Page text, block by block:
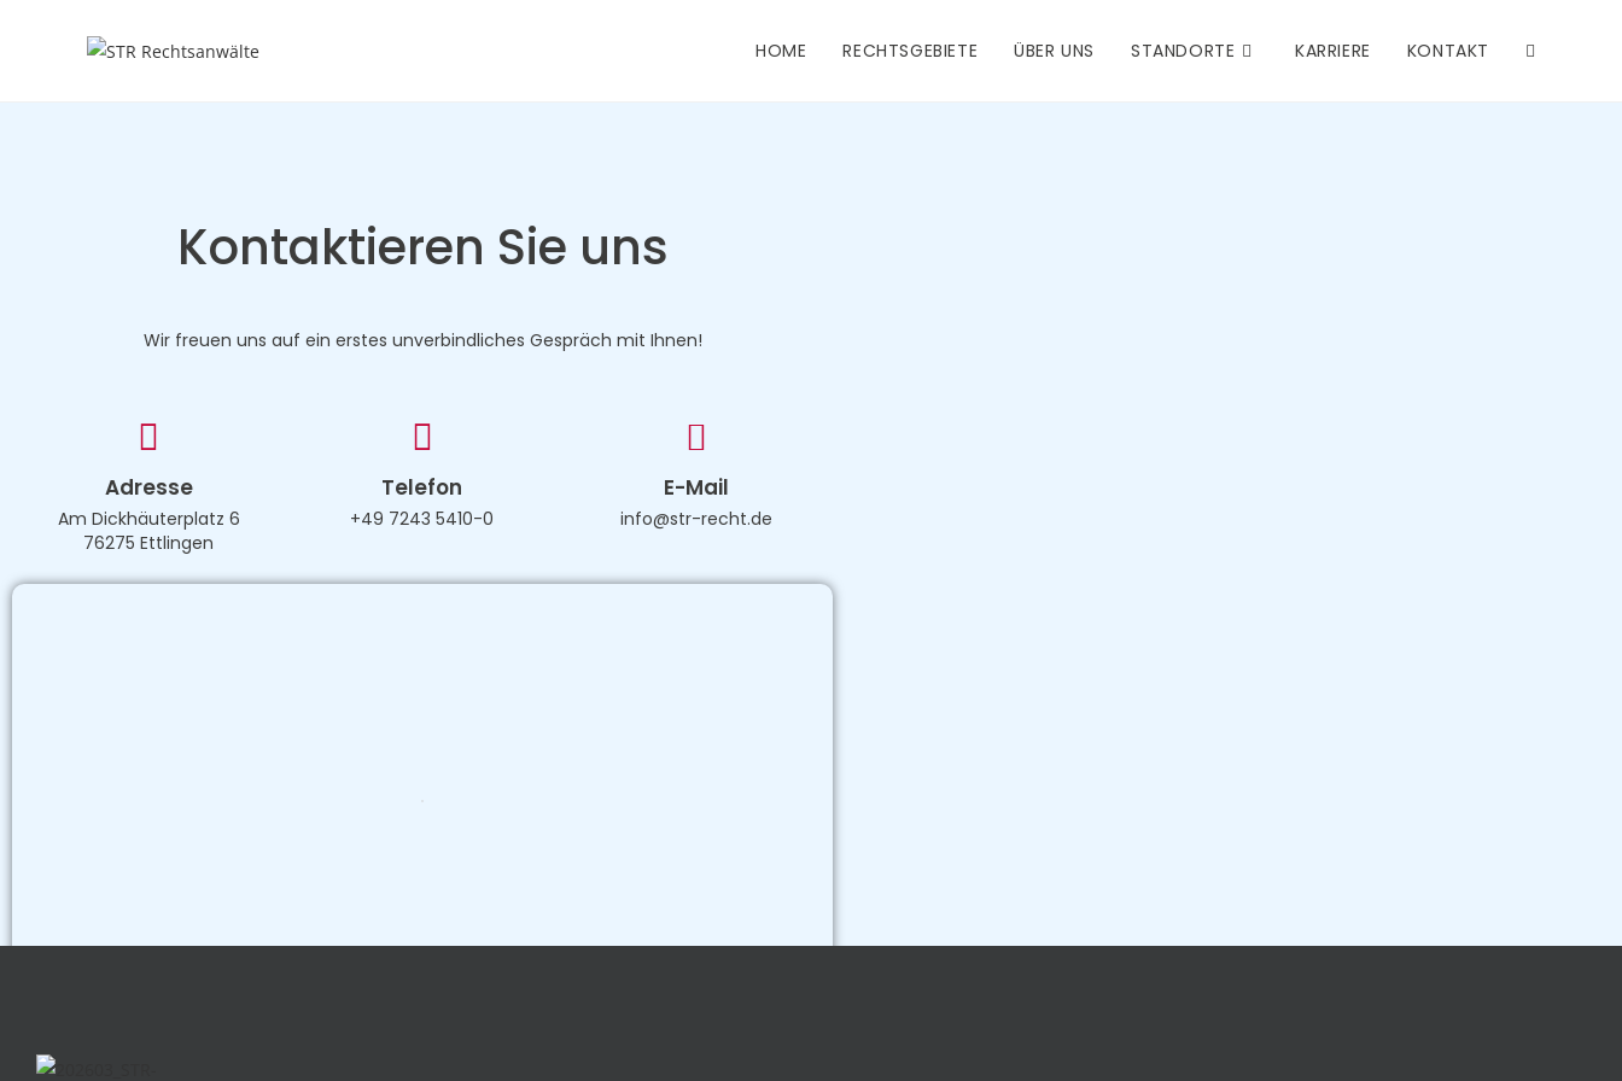
HOME RECHTSGEBIETE ÜBER UNS STANDORTE KARRIERE KONTAKT
Kontaktieren Sie uns
Wir freuen uns auf ein erstes unverbindliches Gespräch mit Ihnen!
Adresse
Am Dickhäuterplatz 6
76275 Ettlingen
Telefon
+49 7243 5410-0
E-Mail
info@str-recht.de